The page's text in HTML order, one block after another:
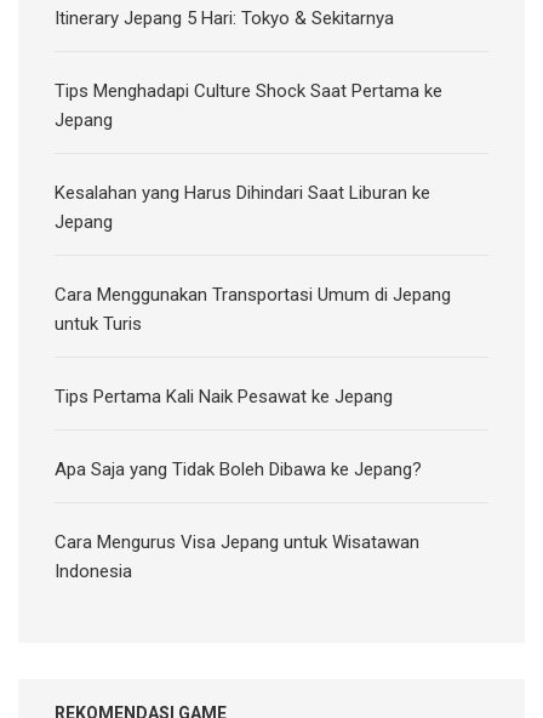
Itinerary Jepang 5 Hari: Tokyo & Sekitarnya
Tips Menghadapi Culture Shock Saat Pertama ke
Jepang
Kesalahan yang Harus Dihindari Saat Liburan ke
Jepang
Cara Menggunakan Transportasi Umum di Jepang
untuk Turis
Tips Pertama Kali Naik Pesawat ke Jepang
Apa Saja yang Tidak Boleh Dibawa ke Jepang?
Cara Mengurus Visa Jepang untuk Wisatawan
Indonesia
REKOMENDASI GAME